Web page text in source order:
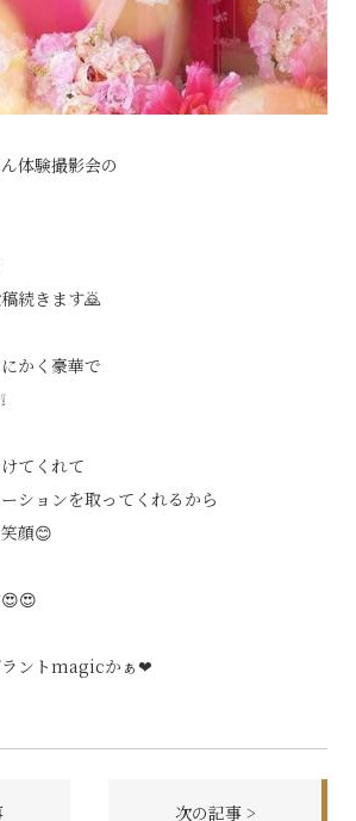
体験撮影会の
続きます🙇
かく豪華で
てくれて
ションを取ってくれるから
顔😊
ラントmagicかぁ❤
次の記事 >